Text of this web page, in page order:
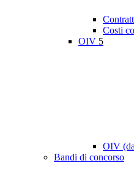
Costi
OIV 5
OIV
Bandi di concorso